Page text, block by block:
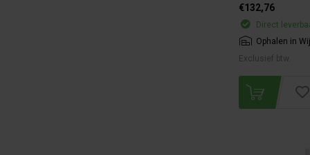
€132,76
Direct
Ophalen in
Exclusief btw.